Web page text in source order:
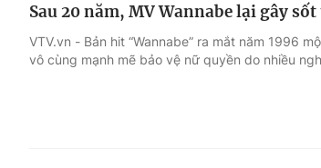
Sau 20 năm, MV Wannabe lại gây
VTV.vn - Bản hit “Wannabe” ra mắt năm 1996
vô cùng mạnh mẽ bảo vệ nữ quyền do nhiều